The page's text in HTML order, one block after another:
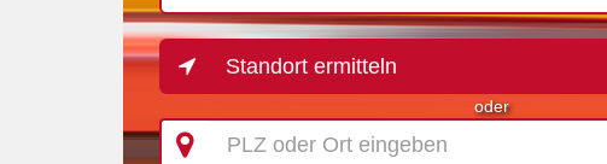
Standort ermitteln
oder
PLZ
oder